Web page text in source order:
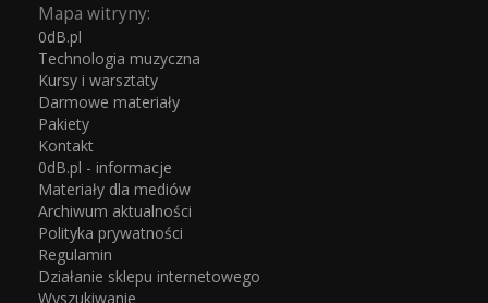
Mapa witryny:
0dB.pl
Technologia muzyczna
Kursy i warsztaty
Darmowe materiały
Pakiety
Kontakt
0dB.pl - informacje
Materiały dla mediów
Archiwum aktualności
Polityka prywatności
Regulamin
Działanie sklepu internetowego
Wyszukiwanie